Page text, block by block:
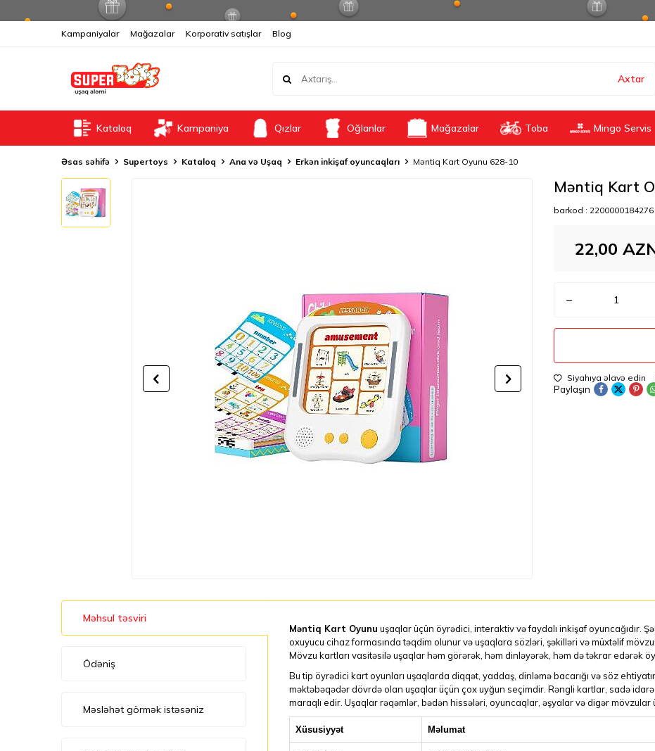
Kampaniyalar Mağazalar Korporativ satışlar Blog
Axtar
Kataloq Kampaniya Qızlar Oğlanlar Mağazalar Toba Mingo Servis
Əsas səhifə Supertoys Kataloq Ana və Uşaq Erkən inkişaf oyuncaqları Məntiq Kart Oyunu 628-10
Məntiq Kart
barkod : 2200000184276
22,00
Siyahıya əlavə edin
Paylaşın
Məhsul təsviri
Ödəniş
Məsləhət görmək istəsəniz
Məntiq Kart Oyunu uşaqlar üçün öyrədici, interaktiv və faydalı inkişaf oyuncağıdır.
oxuyucu cihaz formasında təqdim olunur və uşaqlara sözləri, şəkilləri və müxtəlif
Mövzu kartları vasitəsilə uşaqlar həm görərək, həm dinləyərək, həm də təkrar edərək
Bu tip öyrədici kart oyunları uşaqlarda diqqət, yaddaş, dinləmə bacarığı və söz
məktəbəqədər dövrdə olan uşaqlar üçün çox uyğun seçimdir. Rəngli kartlar, sadə
maraqlı edir. Uşaqlar rəqəmlər, bədən hissələri, oyuncaqlar, əşyalar və digər
Xüsusiyyət Məlumat